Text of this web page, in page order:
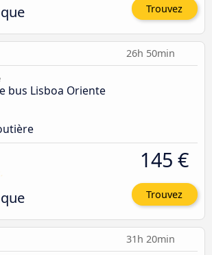
Trouvez
26h 50min
bus Lisboa Oriente
145 €
Trouvez
31h 20min